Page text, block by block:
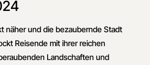
näher und die bezaubernde Stadt
Reisende mit ihrer reichen
Landschaften und